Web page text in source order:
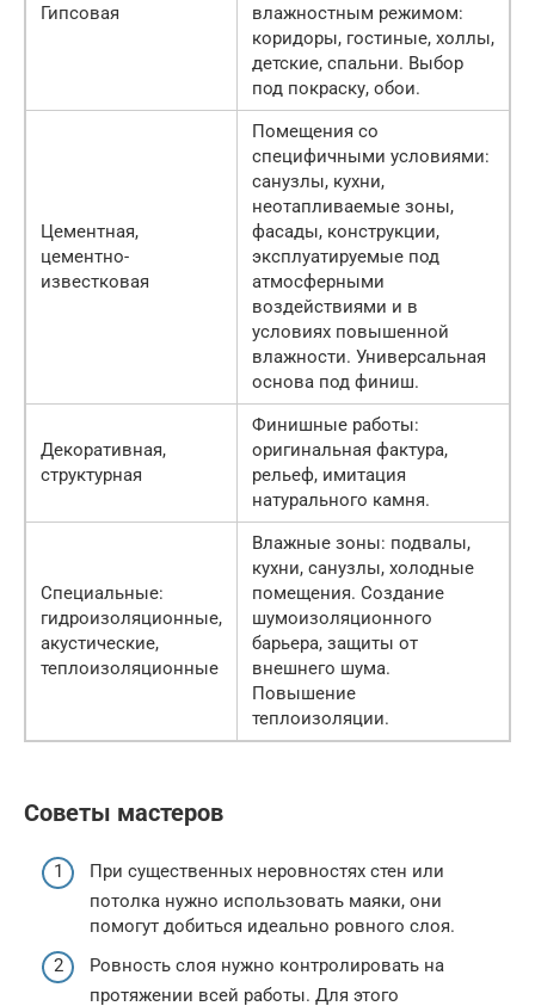
Гипсовая
влажностным режимом:
коридоры, гостиные, холлы,
детские, спальни. Выбор
под покраску, обои.
Цементная,
цементно-
известковая
Помещения со
специфичными условиями:
санузлы, кухни,
неотапливаемые зоны,
фасады, конструкции,
эксплуатируемые под
атмосферными
воздействиями и в
условиях повышенной
влажности. Универсальная
основа под финиш.
Декоративная,
структурная
Финишные работы:
оригинальная фактура,
рельеф, имитация
натурального камня.
Специальные:
гидроизоляционные,
акустические,
теплоизоляционные
Влажные зоны: подвалы,
кухни, санузлы, холодные
помещения. Создание
шумоизоляционного
барьера, защиты от
внешнего шума.
Повышение
теплоизоляции.
Советы мастеров
При существенных неровностях стен или
потолка нужно использовать маяки, они
помогут добиться идеально ровного слоя.
Ровность слоя нужно контролировать на
протяжении всей работы. Для этого